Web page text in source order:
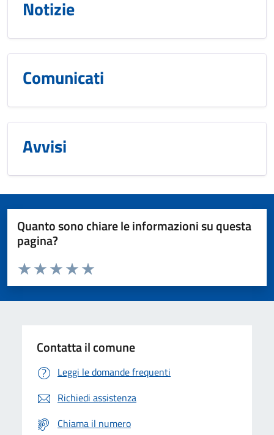
Notizie
Comunicati
Avvisi
Quanto sono chiare le informazioni su questa
pagina?
Domanda
Valuta da 1 a 5 stelle la pagina
Valuta 5 stelle su 5
Valuta 4 stelle su 5
Valuta 3 stelle su 5
Valuta 2 stelle su 5
Valuta 1 stelle su 5
Contatta il comune
Leggi le domande frequenti
Richiedi assistenza
Chiama il numero